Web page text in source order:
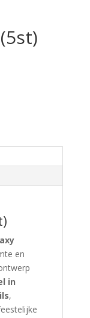
en
in
,